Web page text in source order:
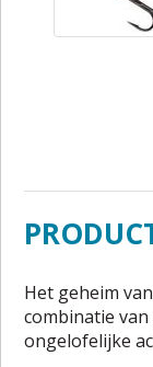
Het geheim
combinatie
ongelofelijke